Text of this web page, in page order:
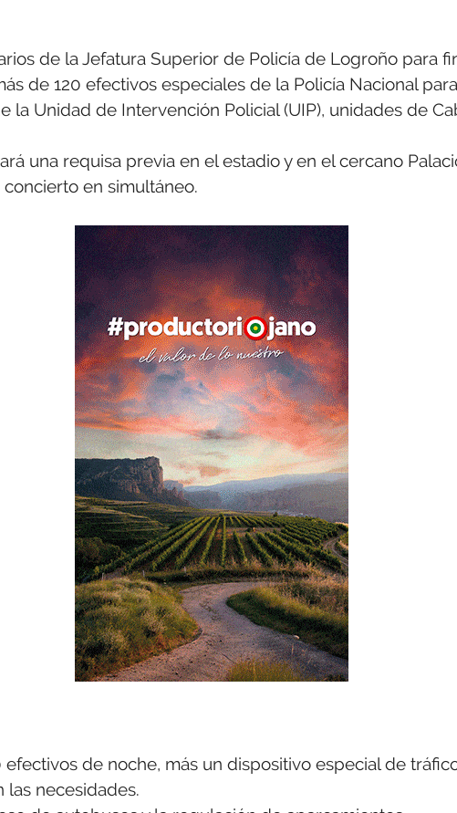
de la Jefatura Superior de Policía de Logroño para
de 120 efectivos especiales de la Policía Nacional
la Unidad de Intervención Policial (UIP), unidades de
una requisa previa en el estadio y en el cercano
en simultáneo.
de noche, más un dispositivo especial de
las necesidades.